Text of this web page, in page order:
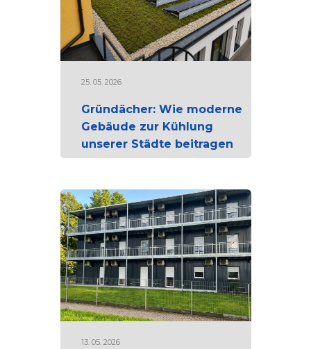
25. 05. 2026
Gründächer: Wie moderne
Gebäude zur Kühlung
unserer Städte beitragen
13. 05. 2026